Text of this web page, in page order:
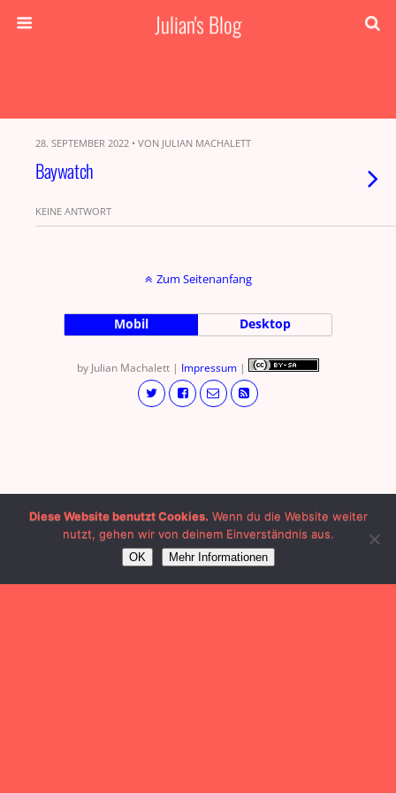
Julian's Blog
28. SEPTEMBER 2022 • VON JULIAN MACHALETT
Baywatch
KEINE ANTWORT
Zum Seitenanfang
Mobil Desktop
by Julian Machalett | Impressum |
Diese Website benutzt Cookies. Wenn du die Website weiter
nutzt, gehen wir von deinem Einverständnis aus.
OK Mehr Informationen